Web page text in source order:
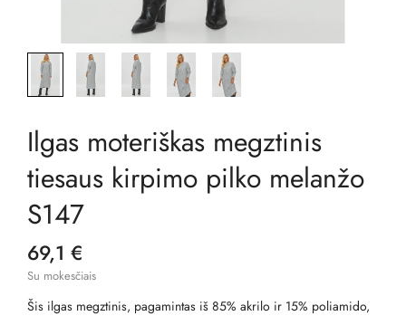
Ilgas moteriškas megztinis
tiesaus kirpimo pilko melanžo
S147
69,1 €
Su mokesčiais
Šis ilgas megztinis, pagamintas iš 85% akrilo ir 15% poliamido,